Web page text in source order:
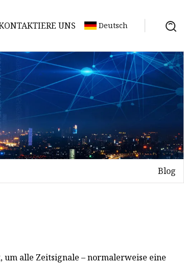
UNS Deutsch
Blog
alle Zeitsignale – normalerweise eine